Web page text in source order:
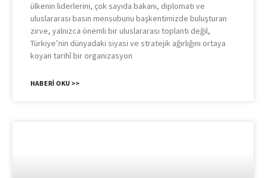
ülkenin liderlerini, çok sayıda bakanı, diplomatı ve
uluslararası basın mensubunu başkentimizde buluşturan
zirve, yalnızca önemli bir uluslararası toplantı değil,
Türkiye’nin dünyadaki siyasi ve stratejik ağırlığını ortaya
koyan tarihî bir organizasyon
HABERI OKU >>